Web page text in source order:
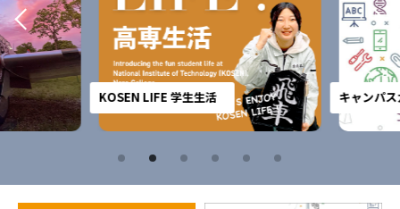
KOSEN LIFE 学生生活 キャンパス